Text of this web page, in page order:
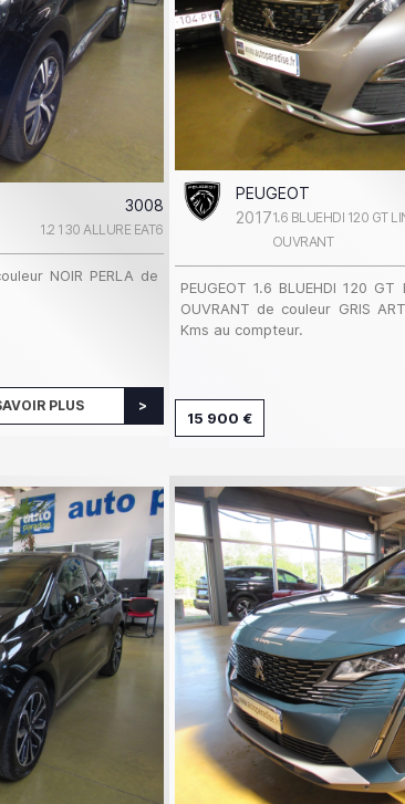
3008
1.2 130 ALLURE EAT6
NOIR PERLA de
PLUS
PEUGEOT
20171.6 BLUEHDI 120 GT
OUVRANT
PEUGEOT 1.6 BLUEHDI 120
OUVRANT de couleur GRIS
Kms au compteur.
15 900 €